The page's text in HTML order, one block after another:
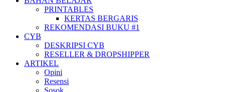
PRINTABLES
KERTAS BERGARIS
REKOMENDASI BUKU #1
CYB
DESKRIPSI CYB
RESELLER & DROPSHIPPER
ARTIKEL
Opini
Resensi
Sosok